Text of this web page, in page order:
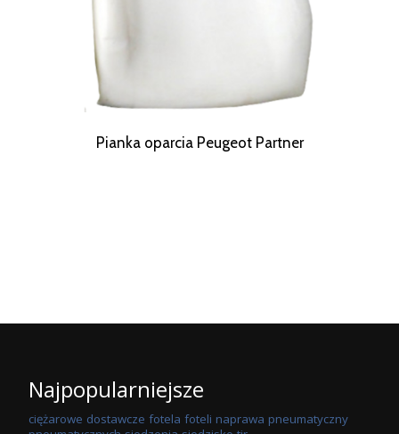
Pianka oparcia Peugeot Partner
Najpopularniejsze
ciężarowe dostawcze fotela foteli naprawa pneumatyczny